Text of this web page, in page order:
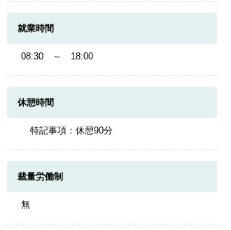
就業時間
08:30 ～ 18:00
休憩時間
特記事項：休憩90分
裁量労働制
無